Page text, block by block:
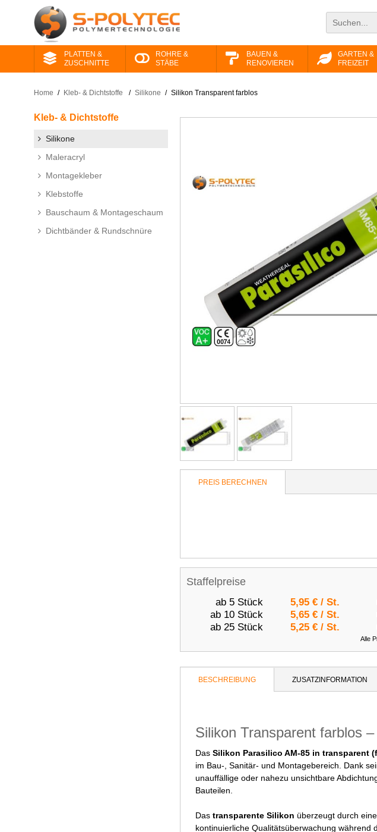
PLATTEN &
ZUSCHNITTE
ROHRE &
STÄBE
BAUEN &
RENOVIEREN
GARTEN &
FREIZEIT
Home / Kleb- & Dichtstoffe / Silikone / Silikon Transparent farblos
Kleb- & Dichtstoffe
Silikone
Maleracryl
Montagekleber
Klebstoffe
Bauschaum & Montageschaum
Dichtbänder & Rundschnüre
PREIS BERECHNEN
Staffelpreise
ab 5 Stück 5,95 € / St.
ab 10 Stück 5,65 € / St.
ab 25 Stück 5,25 € / St.
Alle
BESCHREIBUNG ZUSATZINFORMATION
Silikon Transparent farblos
Das Silikon Parasilico AM-85 in transparent
im Bau-, Sanitär- und Montagebereich. Dank
unauffällige oder nahezu unsichtbare
Bauteilen.
Das transparente Silikon überzeugt durch
kontinuierliche Qualitätsüberwachung während